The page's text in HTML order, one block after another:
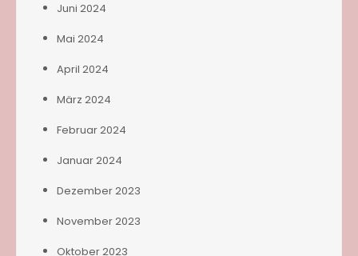
Juni 2024
Mai 2024
April 2024
März 2024
Februar 2024
Januar 2024
Dezember 2023
November 2023
Oktober 2023